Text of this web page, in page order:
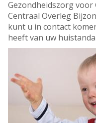
Gezondheidszorg voor
Centraal Overleg
kunt u in contact
heeft van uw